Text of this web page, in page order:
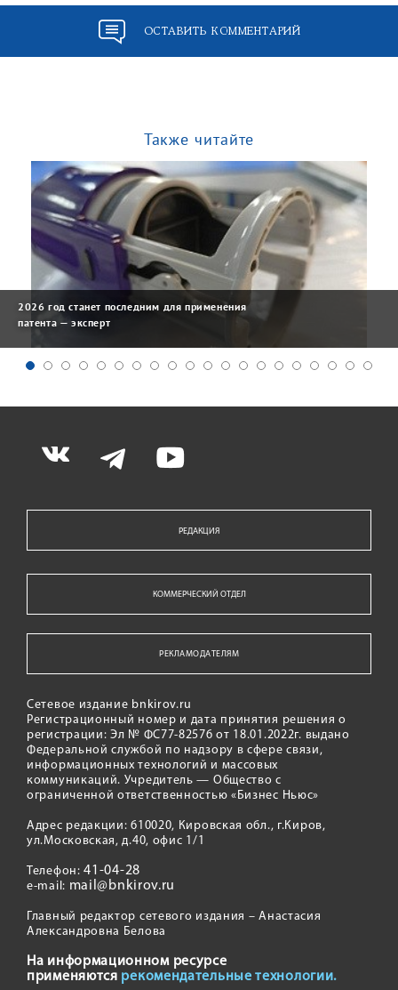
ОСТАВИТЬ КОММЕНТАРИЙ
Также читайте
2026 год станет последним для применения
патента — эксперт
РЕДАКЦИЯ
КОММЕРЧЕСКИЙ ОТДЕЛ
РЕКЛАМОДАТЕЛЯМ
Сетевое издание bnkirov.ru
Регистрационный номер и дата принятия решения о
регистрации: Эл № ФС77-82576 от 18.01.2022г. выдано
Федеральной службой по надзору в сфере связи,
информационных технологий и массовых
коммуникаций. Учредитель — Общество с
ограниченной ответственностью «Бизнес Ньюс»
Адрес редакции: 610020, Кировская обл., г.Киров,
ул.Московская, д.40, офис 1/1
Телефон:41-04-28
e-mail: mail@bnkirov.ru
Главный редактор сетевого издания – Анастасия
Александровна Белова
На информационном ресурсе
применяются рекомендательные технологии.